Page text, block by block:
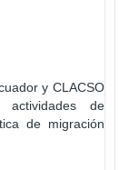
y CLACSO
actividades de
de migración